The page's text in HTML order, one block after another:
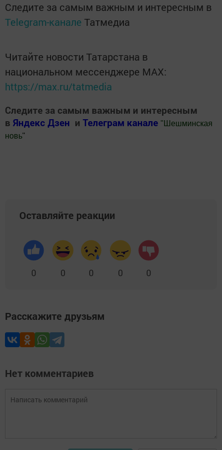
Следите за самым важным и интересным в
Telegram-канале Татмедиа
Читайте новости Татарстана в
национальном мессенджере MАХ:
https://max.ru/tatmedia
Следите за самым важным и интересным
в Яндекс Дзен и Телеграм канале " Шешминская
новь"
Оставляйте реакции
0 0 0 0 0
Расскажите друзьям
Нет комментариев